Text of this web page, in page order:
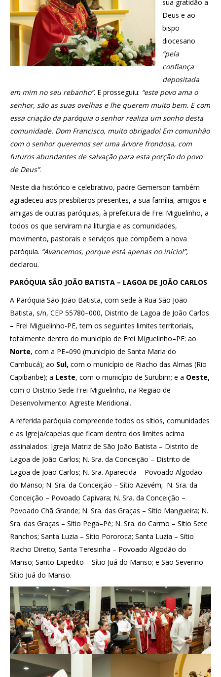
sua gratidão a
Deus e ao
bispo
diocesano
“pela
confiança
depositada
em mim no seu rebanho”. E prosseguiu: “este povo ama o
senhor, são as suas ovelhas e lhe querem muito bem. E com
essa criação da paróquia o senhor realiza um sonho desta
comunidade. Dom Francisco, muito obrigado! Em comunhão
com o senhor queremos ser uma árvore frondosa, com
futuros abundantes de salvação para esta porção do povo
de Deus”.
Neste dia histórico e celebrativo, padre Gemerson também
agradeceu aos presbíteros presentes, a sua família, amigos e
amigas de outras paróquias, à prefeitura de Frei Miguelinho, a
todos os que serviram na liturgia e as comunidades,
movimento, pastorais e serviços que compõem a nova
paróquia. “Avancemos, porque está apenas no início!”,
declarou.
PARÓQUIA SÃO JOÃO BATISTA – LAGOA DE JOÃO CARLOS
A Paróquia São João Batista, com sede à Rua São João
Batista, s/n, CEP 55780–000, Distrito de Lagoa de João Carlos
– Frei Miguelinho-PE, tem os seguintes limites territoriais,
totalmente dentro do município de Frei Miguelinho–PE: ao
Norte, com a PE–090 (município de Santa Maria do
Cambucá); ao Sul, com o município de Riacho das Almas (Rio
Capibaribe); a Leste, com o município de Surubim; e a Oeste,
com o Distrito Sede Frei Miguelinho, na Região de
Desenvolvimento: Agreste Meridional.
A referida paróquia compreende todos os sítios, comunidades
e as Igreja/capelas que ficam dentro dos limites acima
assinalados: Igreja Matriz de São João Batista – Distrito de
Lagoa de João Carlos; N. Sra. da Conceição – Distrito de
Lagoa de João Carlos; N. Sra. Aparecida – Povoado Algodão
do Manso; N. Sra. da Conceição – Sítio Azevém; N. Sra. da
Conceição – Povoado Capivara; N. Sra. da Conceição –
Povoado Chã Grande; N. Sra. das Graças – Sítio Mangueira; N.
Sra. das Graças – Sítio Pega–Pé; N. Sra. do Carmo – Sítio Sete
Ranchos; Santa Luzia – Sítio Pororoca; Santa Luzia – Sítio
Riacho Direito; Santa Teresinha – Povoado Algodão do
Manso; Santo Expedito – Sítio Juá do Manso; e São Severino –
Sítio Juá do Manso.